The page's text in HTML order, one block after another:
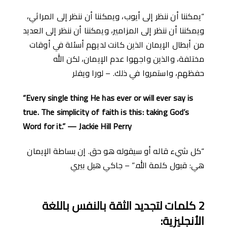
“يمكننا أن ننظر إلى أيوب، ويمكننا أن ننظر إلى المراثي،
ويمكننا أن ننظر إلى المزامير، ويمكننا أن ننظر إلى العديد
من أبطال الإيمان الذين كانت لديهم أسئلة في أوقات
مختلفة، والذين واجهوا عدم الإيمان، لكن الله
حفظهم، واستمروا في ذلك. – لورا ويفلر
“Every single thing He has ever or will ever say is
true. The simplicity of faith is this: taking God’s
Word for it.” — Jackie Hill Perry
“كل شيء قاله أو سيقوله هو حق. إن بساطة الإيمان
هي: قبول كلمة الله.” – جاكي هيل بيري
2كلمات لتجديد الثقة بالنفسباللغة
اﻷنجليزية: